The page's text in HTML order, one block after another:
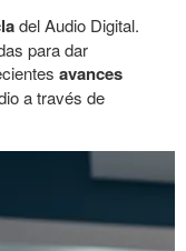
del Audio Digital.
para dar
avances
a través de